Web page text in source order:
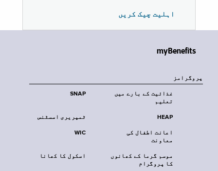
اہلیت چیک کریں
myBenefits
پروگرامز
SNAP
غذائیت کے بارے میں
تعلیم
ٹمپریری اسسٹنس HEAP
WIC
اعانت اطفال کی
معاونت
اسکول کا کھانا
موسم گرما کے کھانوں
کا پروگرام